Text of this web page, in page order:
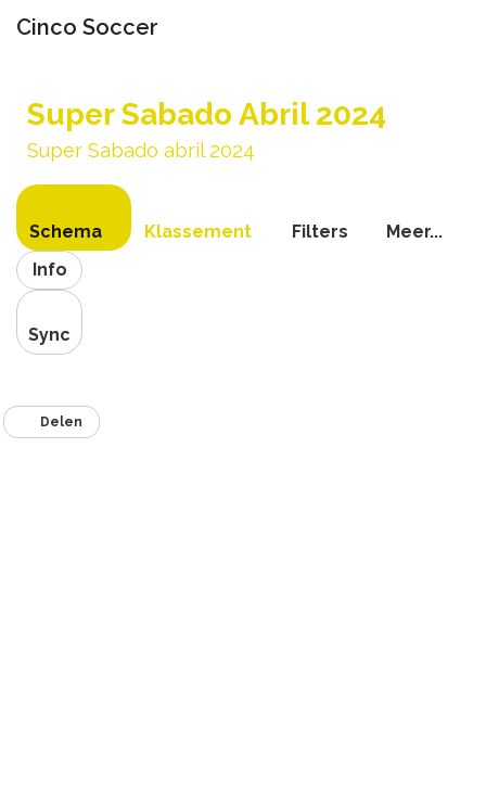
Cinco Soccer
Super Sabado Abril 2024
Super Sabado abril 2024
Schema Klassement Filters
Meer...
Info
Sync
Delen